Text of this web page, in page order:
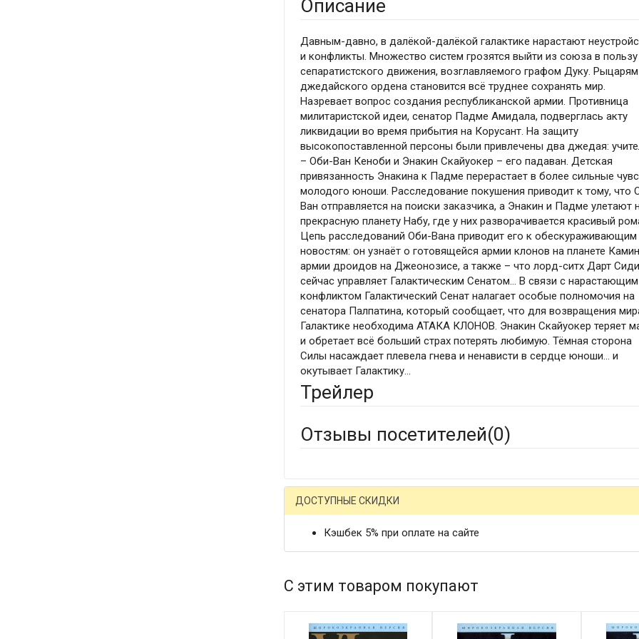
Описание
Давным-давно, в далёкой-далёкой галактике нарастают
и конфликты. Множество систем грозятся выйти из союза в пользу
сепаратистского движения, возглавляемого графом Дуку. Рыцарям
джедайского ордена становится всё труднее сохранять мир.
Назревает вопрос создания республиканской армии. Противница
милитаристской идеи, сенатор Падме Амидала, подверглась акту
ликвидации во время прибытия на Корусант. На защиту
высокопоставленной персоны были привлечены два джедая:
– Оби-Ван Кеноби и Энакин Скайуокер – его падаван. Детская
привязанность Энакина к Падме перерастает в более сильные
молодого юноши. Расследование покушения приводит к тому, что
Ван отправляется на поиски заказчика, а Энакин и Падме улетают
прекрасную планету Набу, где у них разворачивается красивый
Цепь расследований Оби-Вана приводит его к обескураживающим
новостям: он узнаёт о готовящейся армии клонов на планете
армии дроидов на Джеонозисе, а также – что лорд-ситх Дарт
сейчас управляет Галактическим Сенатом… В связи с нарастающим
конфликтом Галактический Сенат налагает особые полномочия на
сенатора Палпатина, который сообщает, что для возвращения
Галактике необходима АТАКА КЛОНОВ. Энакин Скайуокер теряет
и обретает всё больший страх потерять любимую. Тёмная сторона
Силы насаждает плевела гнева и ненависти в сердце юноши… и
окутывает Галактику…
Трейлер
Отзывы посетителей(0)
ДОСТУПНЫЕ СКИДКИ
Кэшбек 5% при оплате на сайте
С этим товаром покупают